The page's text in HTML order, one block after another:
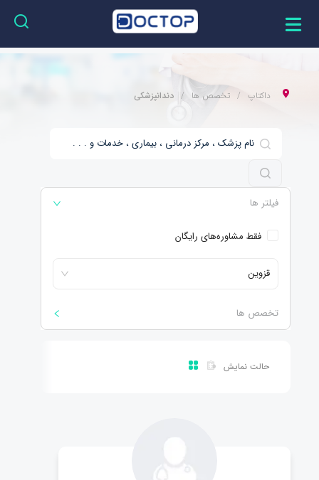
داکتاپ تخصص ها دندانپزشکی
فیلتر ها
فقط مشاوره‌های رایگان
قزوین
تخصص ها
حالت نمایش